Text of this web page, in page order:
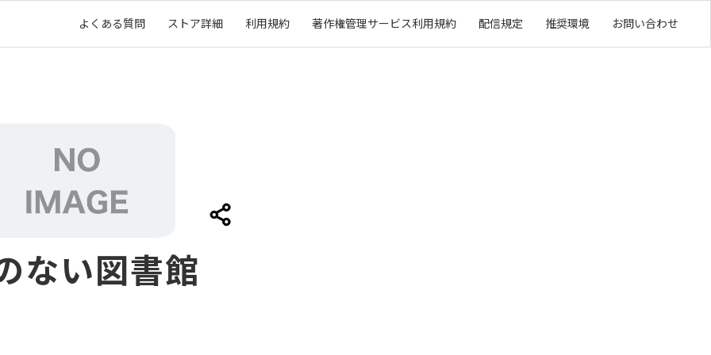
よくある質問 ストア詳細 利用規約 著作権管理サービス利用規約 配信規定 推奨環境 お問い合わせ
ない図書館